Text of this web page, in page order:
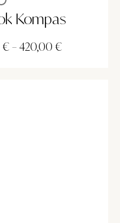
Kompas
€ – 420,00 €